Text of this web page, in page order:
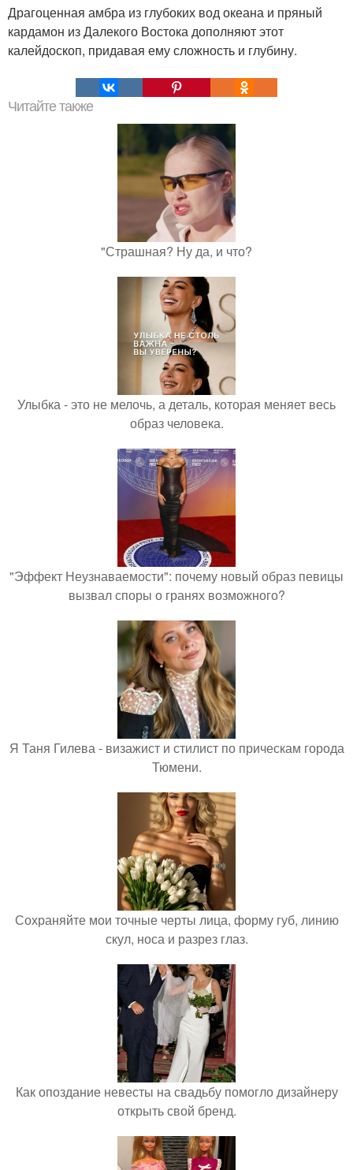
Драгоценная амбра из глубоких вод океана и пряный
кардамон из Далекого Востока дополняют этот
калейдоскоп, придавая ему сложность и глубину.
Читайте также
"Страшная? Ну да, и что?
Улыбка - это не мелочь, а деталь, которая меняет весь
образ человека.
"Эффект Неузнаваемости": почему новый образ певицы
вызвал споры о гранях возможного?
Я Таня Гилева - визажист и стилист по прическам города
Тюмени.
Сохраняйте мои точные черты лица, форму губ, линию
скул, носа и разрез глаз.
Как опоздание невесты на свадьбу помогло дизайнеру
открыть свой бренд.